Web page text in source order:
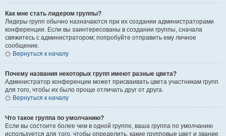
Как мне стать лидером группы?
Лидеры групп обычно назначаются при их создании администраторами
конференции. Если вы заинтересованы в создании группы, сначала
свяжитесь с администратором; попробуйте отправить ему личное
сообщение.
Вернуться к началу
Почему названия некоторых групп имеют разные цвета?
Администратор конференции может присваивать цвета участникам групп
для того, чтобы их было проще отличать друг от друга.
Вернуться к началу
Что такое группа по умолчанию?
Если вы состоите более чем в одной группе, ваша группа по умолчанию
используется для того, чтобы определить, какие групповые цвет и звание